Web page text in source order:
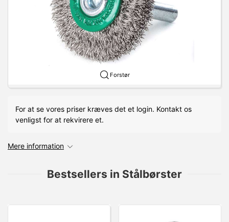
Forstør
For at se vores priser kræves det et login. Kontakt os
venligst for at rekvirere et.
Mere information
Bestsellers in Stålbørster